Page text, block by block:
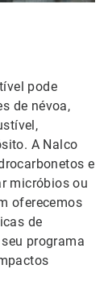
pode
de névoa,
A Nalco
e
micróbios ou
oferecemos
de
programa